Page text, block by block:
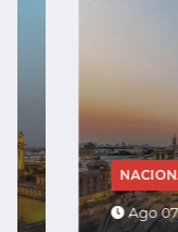
NACIONAL
Ago 07, 2026